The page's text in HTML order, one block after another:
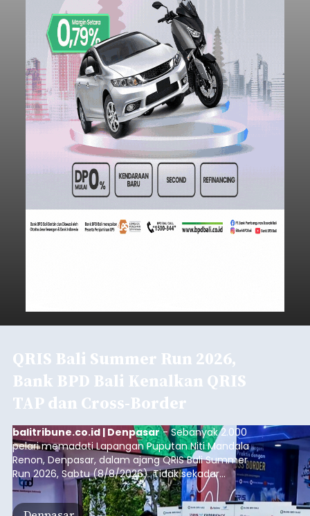
QRIS Bali Summer Run 2026,
Bank BPD Bali Kenalkan QRIS
TAP dan Cross-Border
balitribune.co.id | Denpasar- Sebanyak 2.000
pelari memadati Lapangan Puputan Niti Mandala
Renon, Denpasar, dalam ajang QRIS Bali Summer
Run 2026, Sabtu (8/8/2026). Tidak sekadar
menjadi arena olahraga dengan kategori 5K dan
10K, kegiatan yang digelar Kantor Perwakilan Bank